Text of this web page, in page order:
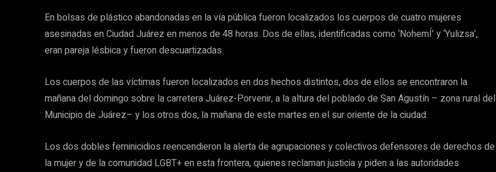
En bolsas de plástico abandonadas en la vía pública fueron localizados los cuerpos de cuatro mujeres
asesinadas en Ciudad Juárez en menos de 48 horas. Dos de ellas, identificadas como ‘NohemÍ’ y ‘Yulizsa’,
eran pareja lésbica y fueron descuartizadas.
Los cuerpos de las víctimas fueron localizados en dos hechos distintos, dos de ellos se encontraron la
mañana del domingo sobre la carretera Juárez-Porvenir, a la altura del poblado de San Agustín – zona rural del
Municipio de Juárez– y los otros dos, la mañana de este martes en el sur oriente de la ciudad.
Los dos dobles feminicidios reencendieron la alerta de agrupaciones y colectivos defensores de derechos de
la mujer y de la comunidad LGBT+ en esta frontera, quienes reclaman justicia y piden a las autoridades